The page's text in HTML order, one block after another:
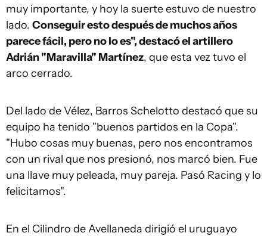
muy importante, y hoy la suerte estuvo de nuestro
lado. Conseguir esto después de muchos años
parece fácil, pero no lo es", destacó el artillero
Adrián "Maravilla" Martínez, que esta vez tuvo el
arco cerrado.
Del lado de Vélez, Barros Schelotto destacó que su
equipo ha tenido "buenos partidos en la Copa".
"Hubo cosas muy buenas, pero nos encontramos
con un rival que nos presionó, nos marcó bien. Fue
una llave muy peleada, muy pareja. Pasó Racing y lo
felicitamos".
En el Cilindro de Avellaneda dirigió el uruguayo